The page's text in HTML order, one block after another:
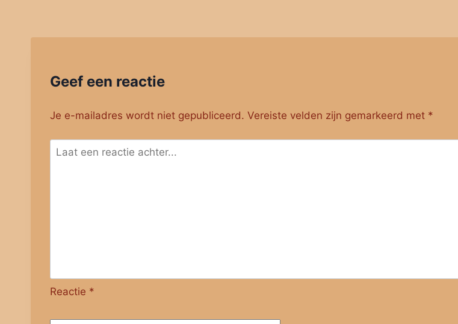
Geef een reactie
Je e-mailadres wordt niet gepubliceerd. Vereiste velden zijn gemarkeerd met *
Reactie *